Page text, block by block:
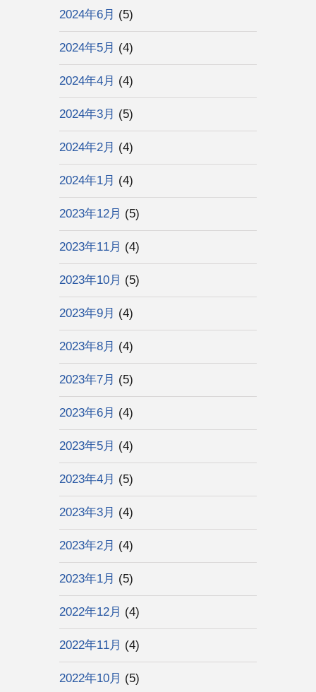
2024年6月 (5)
2024年5月 (4)
2024年4月 (4)
2024年3月 (5)
2024年2月 (4)
2024年1月 (4)
2023年12月 (5)
2023年11月 (4)
2023年10月 (5)
2023年9月 (4)
2023年8月 (4)
2023年7月 (5)
2023年6月 (4)
2023年5月 (4)
2023年4月 (5)
2023年3月 (4)
2023年2月 (4)
2023年1月 (5)
2022年12月 (4)
2022年11月 (4)
2022年10月 (5)